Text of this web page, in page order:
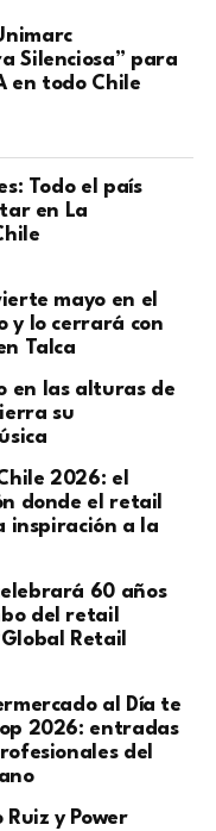
Silenciosa” para
en todo Chile
Todo el país
en La
mayo en el
y lo cerrará con
Talca
en las alturas de
su
2026: el
donde el retail
inspiración a la
60 años
del retail
Retail
al Día te
2026: entradas
del
Ruiz y Power